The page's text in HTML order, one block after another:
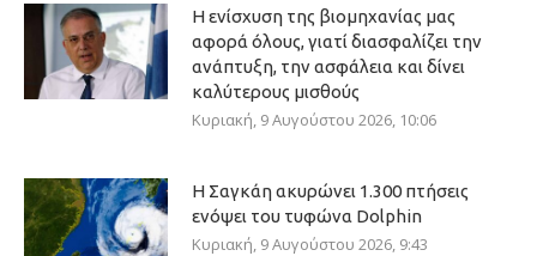
Η ενίσχυση της βιομηχανίας μας
αφορά όλους, γιατί διασφαλίζει την
ανάπτυξη, την ασφάλεια και δίνει
καλύτερους μισθούς
Κυριακή, 9 Αυγούστου 2026, 10:06
Η Σαγκάη ακυρώνει 1.300 πτήσεις
ενόψει του τυφώνα Dolphin
Κυριακή, 9 Αυγούστου 2026, 9:43